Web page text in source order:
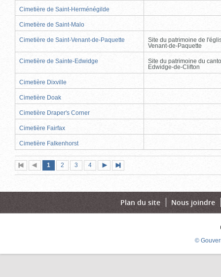
Cimetière de Saint-Herménégilde
Cimetière de Saint-Malo
Cimetière de Saint-Venant-de-Paquette
Site du patrimoine de
Venant-de-Paquette
Cimetière de Sainte-Edwidge
Site du patrimoine du
Edwidge-de-Clifton
Cimetière Dixville
Cimetière Doak
Cimetière Draper's Corner
Cimetière Fairfax
Cimetière Falkenhorst
Première
page
Page
précédente
Page
1 (page
actuelle)
Page
2 Page
3 Page
4
suivante
page
Plan du site Nous joindre
©